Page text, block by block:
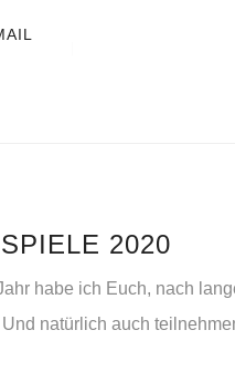
2020
habe ich Euch, nach
natürlich auch